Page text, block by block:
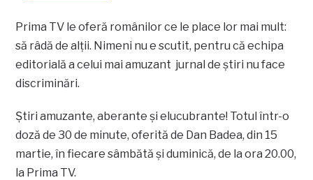
Prima TV le oferă românilor ce le place lor mai mult:
să râdă de alţii. Nimeni nu e scutit, pentru că echipa
editorială a celui mai amuzant jurnal de ştiri nu face
discriminări.
Ştiri amuzante, aberante şi elucubrante! Totul într-o
doză de 30 de minute, oferită de Dan Badea, din 15
martie, în fiecare sâmbătă şi duminică, de la ora 20.00,
la Prima TV.